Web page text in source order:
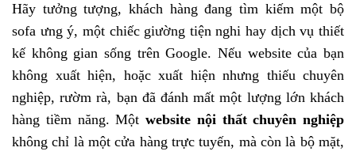
Hãy tưởng tượng, khách hàng đang tìm kiếm một bộ
sofa ưng ý, một chiếc giường tiện nghi hay dịch vụ thiết
kế không gian sống trên Google. Nếu website của bạn
không xuất hiện, hoặc xuất hiện nhưng thiếu chuyên
nghiệp, rườm rà, bạn đã đánh mất một lượng lớn khách
hàng tiềm năng. Một website nội thất chuyên nghiệp
không chỉ là một cửa hàng trực tuyến, mà còn là bộ mặt,